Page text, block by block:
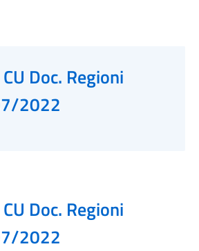
Doc. Regioni
2022
Doc. Regioni
2022